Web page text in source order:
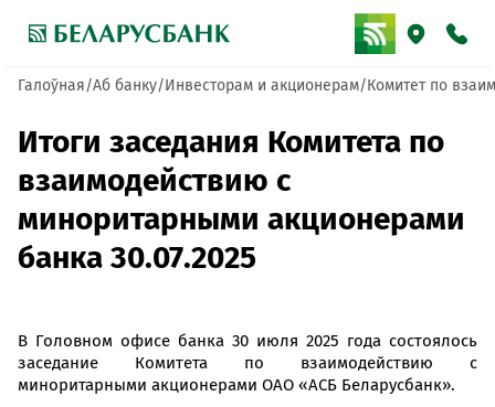
Галоўная Аб банку Инвесторам и акционерам Комитет по
Итоги заседания Комитета по
взаимодействию с
миноритарными акционерами
банка 30.07.2025
В Головном офисе банка 30 июля 2025 года состоялось
заседание Комитета по взаимодействию с
миноритарными акционерами ОАО «АСБ Беларусбанк».